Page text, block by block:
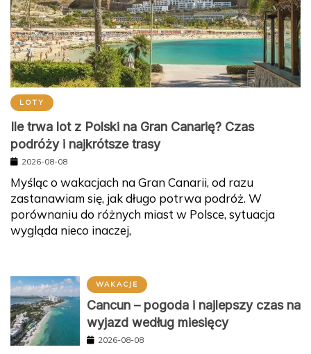
LOTY
Ile trwa lot z Polski na Gran Canarię? Czas
podróży i najkrótsze trasy
2026-08-08
Myśląc o wakacjach na Gran Canarii, od razu
zastanawiam się, jak długo potrwa podróż. W
porównaniu do różnych miast w Polsce, sytuacja
wygląda nieco inaczej,
WAKACJE
Cancun – pogoda i najlepszy czas na
wyjazd według miesięcy
2026-08-08